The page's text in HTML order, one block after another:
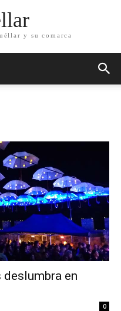
y su comarca
deslumbra en
0